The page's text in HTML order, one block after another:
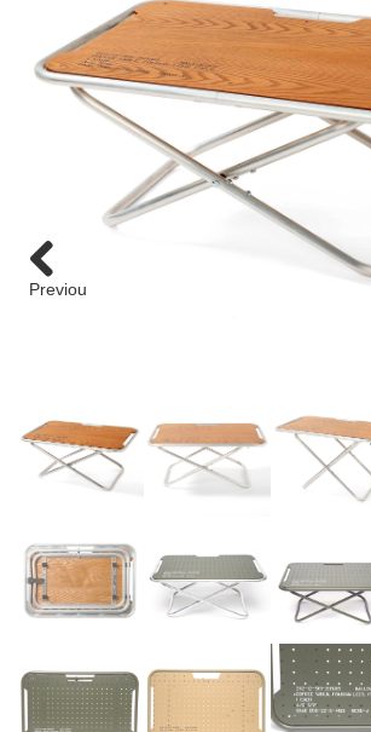
GTroman
GTroman
COMICS
NEWSTOCK &RESTOCK
GEAR&GOODS
WEAR&
ACCESSORIES
STOCK LIST
Previou